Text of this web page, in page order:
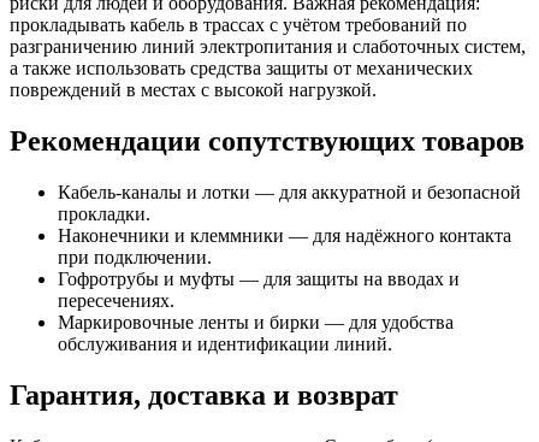
прокладывать кабель в трассах с учётом требований по
разграничению линий электропитания и слаботочных систем,
а также использовать средства защиты от механических
повреждений в местах с высокой нагрузкой.
Рекомендации сопутствующих товаров
Кабель-каналы и лотки — для аккуратной и безопасной
прокладки.
Наконечники и клеммники — для надёжного контакта
при подключении.
Гофротрубы и муфты — для защиты на вводах и
пересечениях.
Маркировочные ленты и бирки — для удобства
обслуживания и идентификации линий.
Гарантия, доставка и возврат